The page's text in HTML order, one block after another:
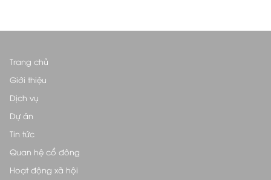
Trang chủ
Giới thiệu
Dịch vụ
Dự án
Tin tức
Quan hệ cổ đông
Hoạt động xã hội